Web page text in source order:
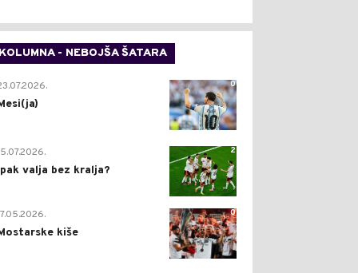
KOLUMNA - NEBOJŠA ŠATARA
0
2
valja bez kralja?
0
kiše